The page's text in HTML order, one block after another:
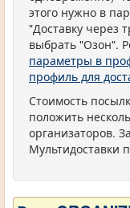
этого нужно в
"Доставку через
выбрать "Озон".
параметры в
профиль для
Стоимость
положить
организаторов.
Мультидоставки